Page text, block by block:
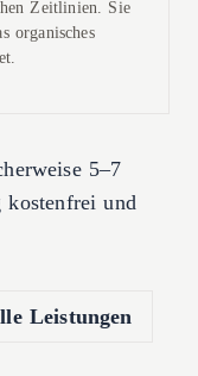
Zeitlinien. Sie
organisches
5–7
kostenfrei und
Leistungen